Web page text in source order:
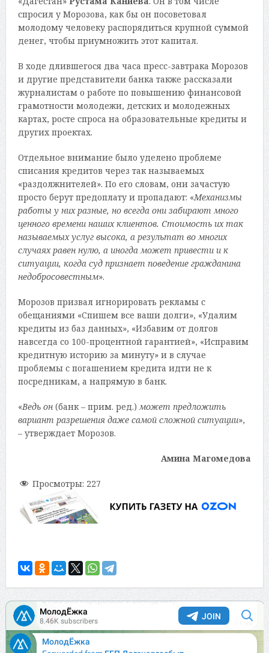
спросил у Морозова, как бы он посоветовал
молодому человеку распорядиться крупной суммой
денег, чтобы приумножить этот капитал.
В ходе длившегося два часа пресс-завтрака Морозов
и другие представители банка также рассказали
журналистам о работе по повышению финансовой
грамотности молодежи, детских и молодежных
картах, росте спроса на образовательные кредиты и
других проектах.
Отдельное внимание было уделено проблеме
списания кредитов через так называемых
«раздолжнителей». По его словам, они зачастую
просто берут предоплату и пропадают: «Механизмы
работы у них разные, но всегда они забирают много
ценного времени наших клиентов. Стоимость их так
называемых услуг высока, а результат во многих
случаях равен нулю, а иногда может привести и к
ситуации, когда суд признает поведение гражданина
недобросовестным».
Морозов призвал игнорировать рекламы с
обещаниями «Спишем все ваши долги», «Удалим
кредиты из баз данных», «Избавим от долгов
навсегда со 100-процентной гарантией», «Исправим
кредитную историю за минуту» и в случае
проблемы с погашением кредита идти не к
посредникам, а напрямую в банк.
«Ведь он(банк – прим. ред.)может предложить
вариант разрешения даже самой сложной ситуации»,
– утверждает Морозов.
Амина Магомедова
Просмотры: 227